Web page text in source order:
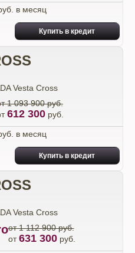
в месяц
Купить в кредит
1 093 900 руб.
612 300 руб.
в месяц
Купить в кредит
от 1 112 900 руб.
от631 300руб.